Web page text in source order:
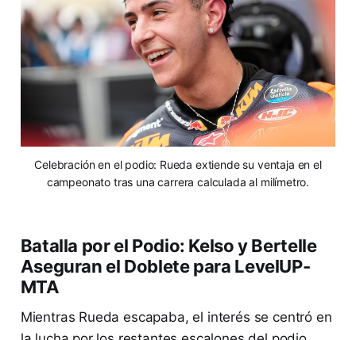
Celebración en el podio: Rueda extiende su ventaja en el
campeonato tras una carrera calculada al milímetro.
Batalla por el Podio: Kelso y Bertelle
Aseguran el Doblete para LevelUP-
MTA
Mientras Rueda escapaba, el interés se centró en